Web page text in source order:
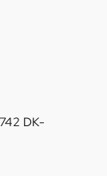
DK-